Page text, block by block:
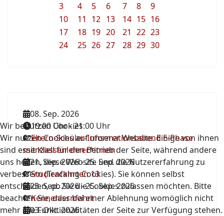
3
4 5 6 7 8
9
10
11 12 13 14 15 16
17
18 19 20 21 22 23
24
25 26 27 28 29 30
08. Sep. 2026
19:00 Uhr-21:00 Uhr
Eltern-Schüler-Informationsabend E-Phase
mit Klassenlehrer*innen
21. Sep. 2026-25. Sep. 2026
Studienfahrten 13
23. Sep. 2026-25. Sep. 2026
Kennenlernfahrt
03. Okt. 2026
Wir benutzen Cookies
Wir nutzen Cookies auf unserer Website. Einige von ihnen
sind essenziell für den Betrieb der Seite, während andere
uns helfen, diese Website und die Nutzererfahrung zu
verbessern (Tracking Cookies). Sie können selbst
entscheiden, ob Sie die Cookies zulassen möchten. Bitte
beachten Sie, dass bei einer Ablehnung womöglich nicht
mehr alle Funktionalitäten der Seite zur Verfügung stehen.